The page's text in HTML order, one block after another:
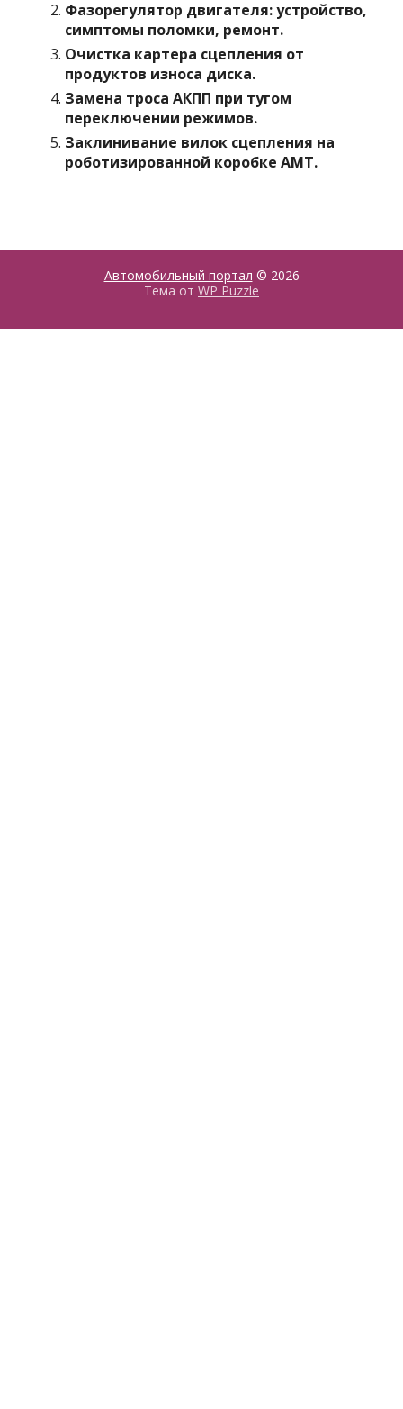
Фазорегулятор двигателя: устройство,
симптомы поломки, ремонт.
Очистка картера сцепления от
продуктов износа диска.
Замена троса АКПП при тугом
переключении режимов.
Заклинивание вилок сцепления на
роботизированной коробке АМТ.
Автомобильный портал © 2026
Тема от WP Puzzle